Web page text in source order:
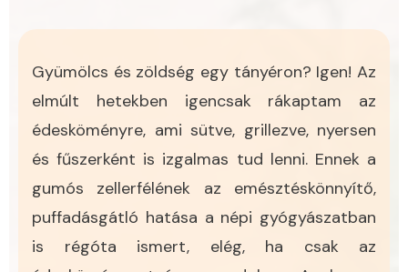
Gyümölcs és zöldség egy tányéron? Igen! Az
elmúlt hetekben igencsak rákaptam az
édesköményre, ami sütve, grillezve, nyersen
és fűszerként is izgalmas tud lenni. Ennek a
gumós zellerfélének az emésztéskönnyítő,
puffadásgátló hatása a népi gyógyászatban
is régóta ismert, elég, ha csak az